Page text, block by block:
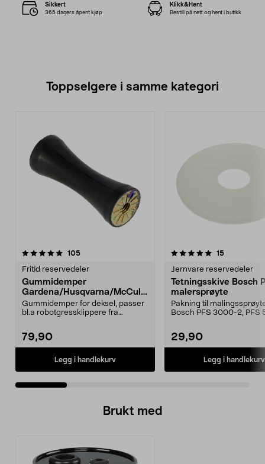
Sikkert
365 dagers åpent kjøp
Klikk&Hent
Bestill på nett og hent i butikk
Toppselgere i samme kategori
105anmeldelser
Fritid reservedeler
Gummidemper
Gardena/Husqvarna/McCullo
ch/Flymo
Gummidemper for deksel, passer
bl.a robotgressklippere fra
79,90
Legg i handlekurv
5.0 av 5 stjerner 15anmeldelser
Jernvare reservedeler
Tetningsskive Bosch
malersprøyte
Pakning til
Bosch PFS 3000-2, PFS
29,90
Legg i handlekurv
4.5 av 5 stjerner
Brukt med